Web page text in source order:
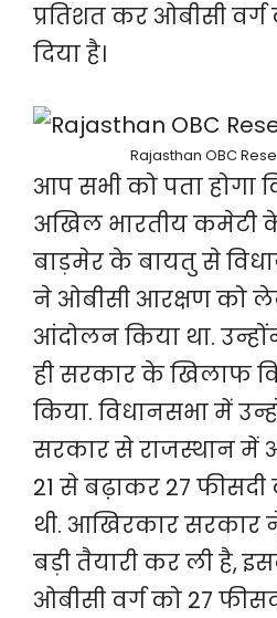
प्रतिशत कर ओबीसी वर्ग
दिया है।
Rajasthan OBC
आप सभी को पता होगा
अखिल भारतीय कमेटी
बाड़मेर के बायतु से
ने ओबीसी आरक्षण को
आंदोलन किया था.
ही सरकार के खिलाफ
किया. विधानसभा में
सरकार से राजस्थान में
21 से बढ़ाकर 27
थी. आखिरकार
बड़ी तैयारी कर ली है,
ओबीसी वर्ग को 27